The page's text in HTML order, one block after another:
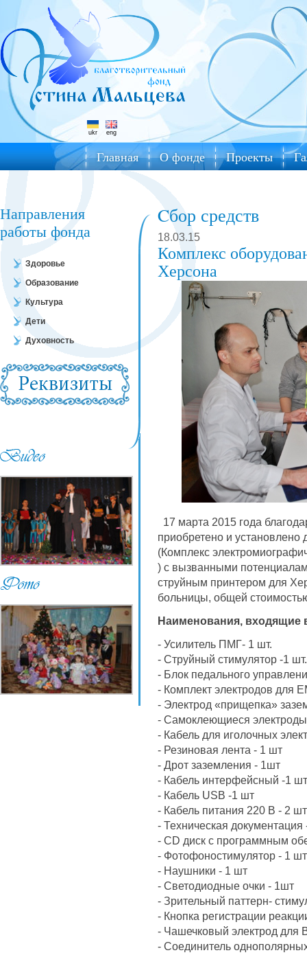
ukr eng
Главная О фонде Проекты
Направления
работы фонда
Здоровье
Образование
Культура
Дети
Духовность
Cбор средств
18.03.15
Комплекс
Херсона
17 марта 2015 года
приобретено и установлено
(Комплекс
) с вызванными
струйным принтером для
больницы, общей
Наименования, входящие
- Усилитель ПМГ- 1 шт.
- Струйный стимулятор -1 шт.
- Блок педального
- Комплект электродов для
- Электрод «прищепка»
- Самоклеющиеся
- Кабель для иголочных
- Резиновая лента - 1 шт
- Дрот заземления - 1шт
- Кабель интерфейсный -1 шт
- Кабель USB -1 шт
- Кабель питания 220 В - 2 шт
- Техническая документация
- CD диск с программным
- Фотофоностимулятор - 1 шт
- Наушники - 1 шт
- Светодиодные очки - 1шт
- Зрительный паттерн-
- Кнопка регистрации
- Чашечковый электрод для
- Соединитель